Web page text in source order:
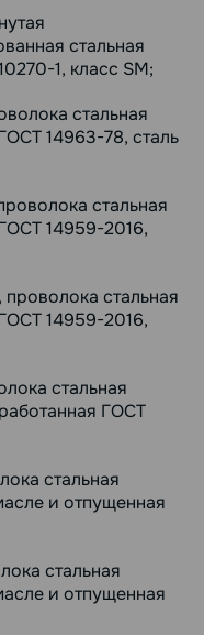
стальная
1, класс SM;
стальная
14963-78, сталь
стальная
14959-2016,
стальная
14959-2016,
стальная
ГОСТ
стальная
и отпущенная
стальная
и отпущенная